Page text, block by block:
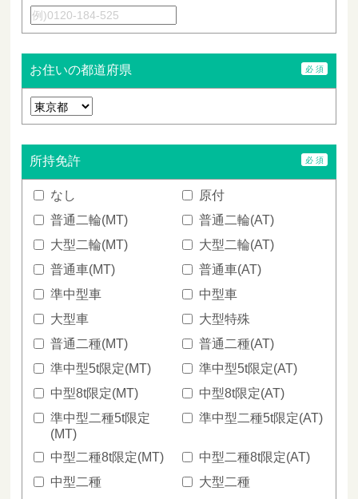
お住いの都道府県
所持免許
なし
原付
普通二輪(MT)
普通二輪(AT)
大型二輪(MT)
大型二輪(AT)
普通車(MT)
普通車(AT)
準中型車
中型車
大型車
大型特殊
普通二種(MT)
普通二種(AT)
準中型5t限定(MT)
準中型5t限定(AT)
中型8t限定(MT)
中型8t限定(AT)
準中型二種5t限定
(MT)
準中型二種5t限定(AT)
中型二種8t限定(MT)
中型二種8t限定(AT)
中型二種
大型二種